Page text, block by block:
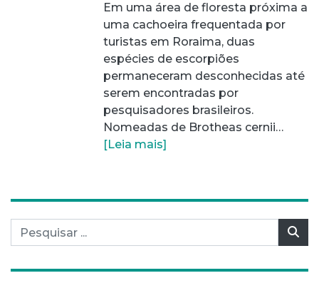
Em uma área de floresta próxima a
uma cachoeira frequentada por
turistas em Roraima, duas
espécies de escorpiões
permaneceram desconhecidas até
serem encontradas por
pesquisadores brasileiros.
Nomeadas de Brotheas cernii…
[Leia mais]
Pesquisar por: